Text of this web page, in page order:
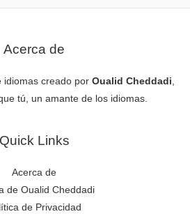
Acerca de
idiomas creado por Oualid Cheddadi,
tú, un amante de los idiomas.
Quick Links
Acerca de
de Oualid Cheddadi
de Privacidad